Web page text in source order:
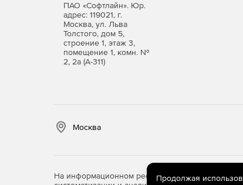
ПАО «Софтлайн». Юр.
адрес: 119021, г.
Москва, ул. Льва
Толстого, дом 5,
строение 1, этаж 3,
помещение 1, комн. №
2, 2а (А-311)
Москва
На информационном ресурсе store.softline.ru
Продолжая